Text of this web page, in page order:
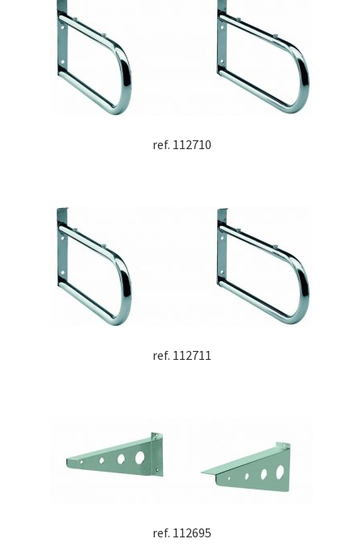
ref. 112710
ref. 112711
ref. 112695